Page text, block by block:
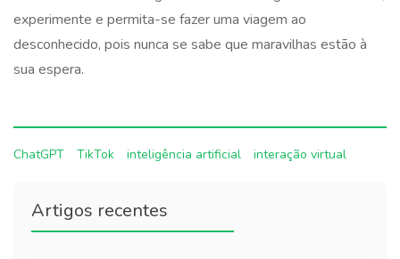
experimente e permita-se fazer uma viagem ao
desconhecido, pois nunca se sabe que maravilhas estão à
sua espera.
ChatGPT TikTok inteligência artificial interação virtual
Artigos recentes